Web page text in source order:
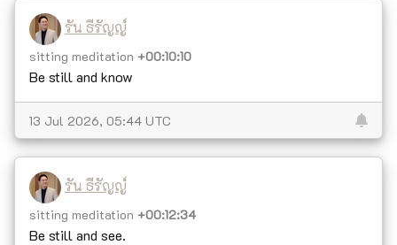
รัน ธีรัญญ์
sitting meditation +00:10:10
Be still and know
13 Jul 2026, 05:44 UTC
รัน ธีรัญญ์
sitting meditation +00:12:34
Be still and see.